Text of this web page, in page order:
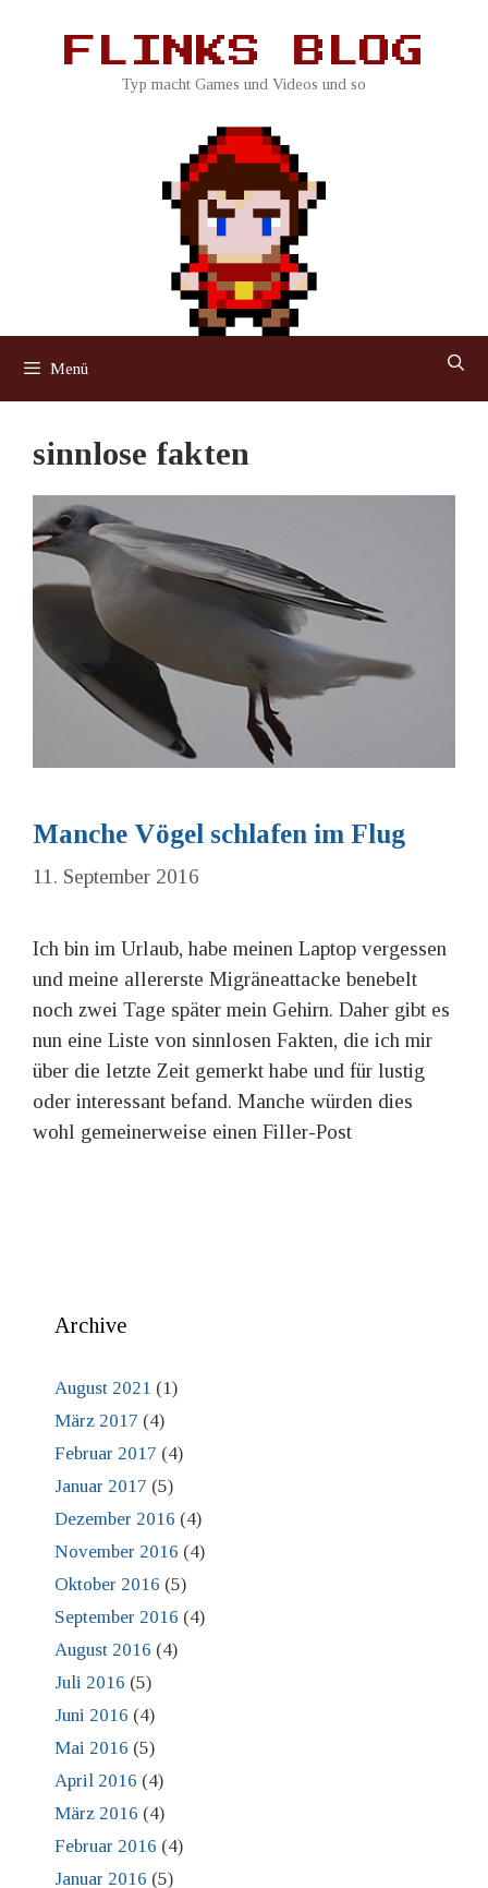
FLINKS BLOG
Typ macht Games und Videos und so
Menü
sinnlose fakten
Manche Vögel schlafen im Flug
11. September 2016
Ich bin im Urlaub, habe meinen Laptop vergessen
und meine allererste Migräneattacke benebelt
noch zwei Tage später mein Gehirn. Daher gibt es
nun eine Liste von sinnlosen Fakten, die ich mir
über die letzte Zeit gemerkt habe und für lustig
oder interessant befand. Manche würden dies
wohl gemeinerweise einen Filler-Post
Archive
August 2021 (1)
März 2017 (4)
Februar 2017 (4)
Januar 2017 (5)
Dezember 2016 (4)
November 2016 (4)
Oktober 2016 (5)
September 2016 (4)
August 2016 (4)
Juli 2016 (5)
Juni 2016 (4)
Mai 2016 (5)
April 2016 (4)
März 2016 (4)
Februar 2016 (4)
Januar 2016 (5)